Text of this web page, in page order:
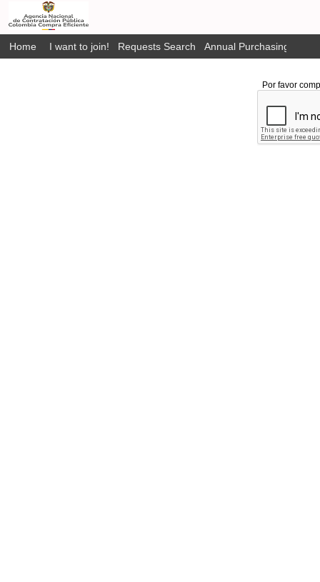
Home I want to join! Requests Search Annual Purchasing Plan
Por favor